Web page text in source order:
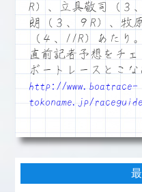
R）、立具敬司（３
朗（３、９R）、牧
（４、11R）あたり。
直前記者予想をチ
ボートレースとこ
http://www.boatrace-
tokoname.jp/